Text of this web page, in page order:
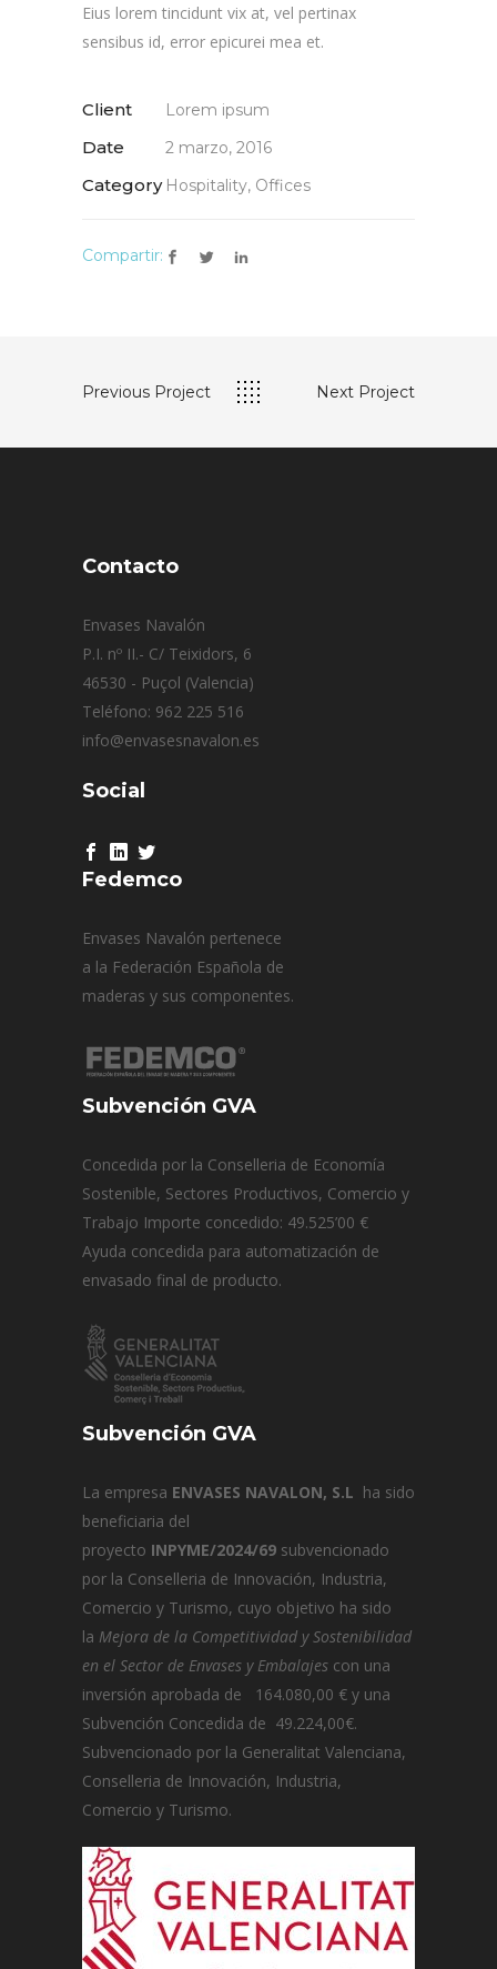
Eius lorem tincidunt vix at, vel pertinax
sensibus id, error epicurei mea et.
Client Lorem ipsum
Date 2 marzo, 2016
Category Hospitality, Offices
Compartir:
Previous Project Next Project
Contacto
Envases Navalón
P.I. nº II.- C/ Teixidors, 6
46530 - Puçol (Valencia)
Teléfono: 962 225 516
info@envasesnavalon.es
Social
Fedemco
Envases Navalón pertenece
a la Federación Española de
maderas y sus componentes.
Subvención GVA
Concedida por la Conselleria de Economía
Sostenible, Sectores Productivos, Comercio y
Trabajo Importe concedido: 49.525’00 €
Ayuda concedida para automatización de
envasado final de producto.
Subvención GVA
La empresa ENVASES NAVALON, S.L ha sido
beneficiaria del
proyecto INPYME/2024/69 subvencionado
por la Conselleria de Innovación, Industria,
Comercio y Turismo, cuyo objetivo ha sido
la Mejora de la Competitividad y Sostenibilidad
en el Sector de Envases y Embalajes con una
inversión aprobada de 164.080,00 € y una
Subvención Concedida de 49.224,00€.
Subvencionado por la Generalitat Valenciana,
Conselleria de Innovación, Industria,
Comercio y Turismo.